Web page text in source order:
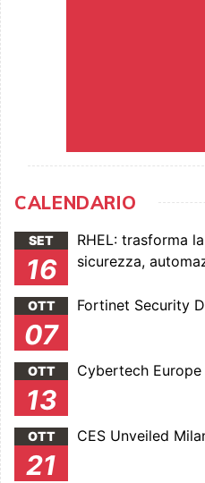
CALENDARIO
SET
16
RHEL: trasforma
sicurezza,
OTT
07
Fortinet Security
OTT
13
Cybertech
OTT
21
CES Unveiled